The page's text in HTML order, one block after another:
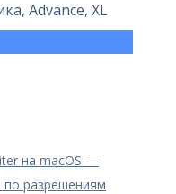
Advance, XL
на macOS —
по разрешениям